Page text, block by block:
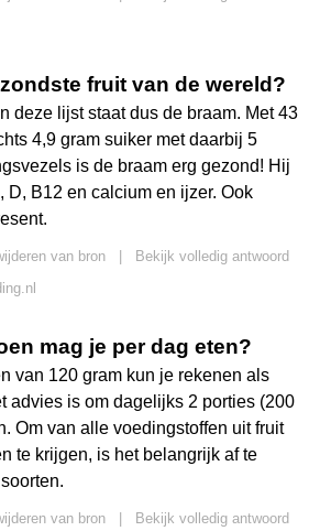
fruit van de wereld?
deze lijst staat dus de braam. Met 43
4,9 gram suiker met daarbij 5
is de braam erg gezond! Hij
D, B12 en calcium en ijzer. Ook
van bron
Bekijk volledig antwoord
mag je per dag eten?
van 120 gram kun je rekenen als
advies is om dagelijks 2 porties (200
Om van alle voedingstoffen uit fruit
te krijgen, is het belangrijk af te
van bron
Bekijk volledig antwoord